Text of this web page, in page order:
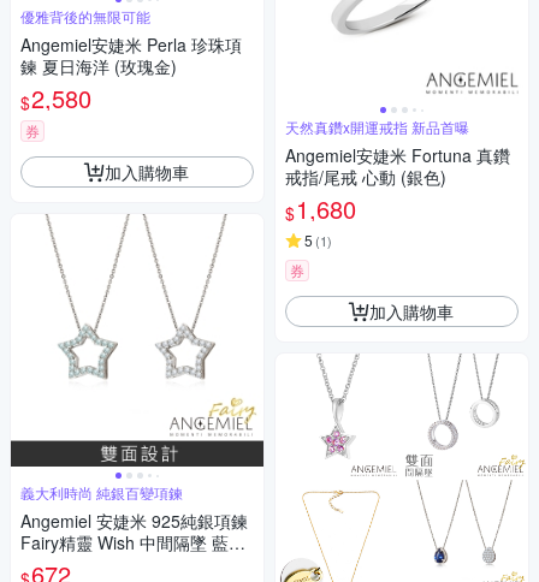
優雅背後的無限可能
Angemiel安婕米 Perla 珍珠項
鍊 夏日海洋 (玫瑰金)
$2,580
券
加入購物車
義大利時尚 純銀百變項鍊
Angemiel 安婕米 925純銀項鍊
Fairy精靈 Wish 中間隔墜 藍鑽.
白鑽
672
天然真鑽x開運戒指 新品首曝
Angemiel安婕米 Fortuna 真鑽
戒指/尾戒 心動 (銀色)
$1,680
5 (1)
券
加入購物車